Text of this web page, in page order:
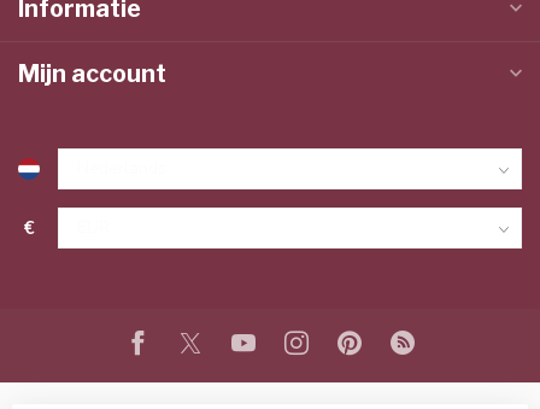
Informatie
Mijn account
€